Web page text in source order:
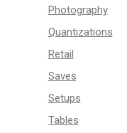
Photography
Quantizations
Retail
Saves
Setups
Tables